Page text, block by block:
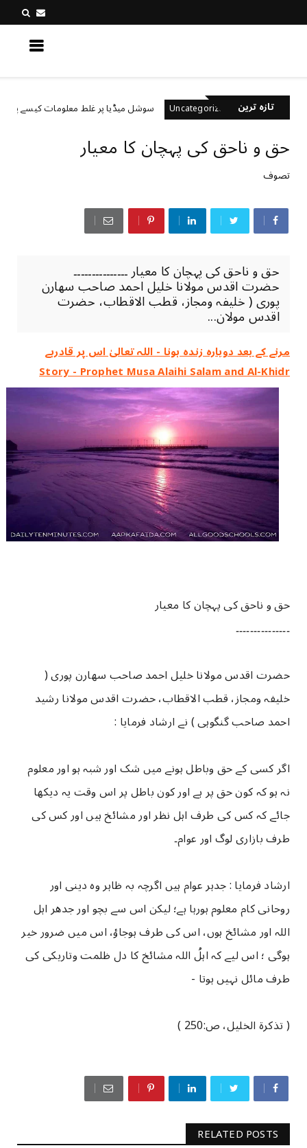
تازہ ترینUncategorized سوشل میڈیا پر غلط معلومات کیسے پہچانیں؟
حق و ناحق کی پہچان کا معیار
تصوف
حق و ناحق کی پہچان کا معیار ۔۔۔۔۔۔۔۔۔۔۔۔۔۔۔
حضرت اقدس مولانا خلیل احمد صاحب سھارن
پوری ( خلیفہ ومجاز، قطب الاقطاب، حضرت
اقدس مولان...
مرنے کے بعد دوبارہ زندہ ہونا - اللہ تعالیٰ اس پر قادرہے
Story - Prophet Musa Alaihi Salam and Al-Khidr
حق و ناحق کی پہچان کا معیار
۔۔۔۔۔۔۔۔۔۔۔۔۔۔۔
حضرت اقدس مولانا خلیل احمد صاحب سھارن پوری (
خلیفہ ومجاز، قطب الاقطاب، حضرت اقدس مولانا رشید
احمد صاحب گنگوہی ) نے ارشاد فرمایا :
اگر کسی کے حق وباطل ہونے میں شک اور شبہ ہو اور معلوم
نہ ہو کہ کون حق پر ہے اور کون باطل پر اس وقت یہ دیکھا
جائے کہ کس کی طرف اہل نظر اور مشائخ ہیں اور کس کی
طرف بازاری لوگ اور عوام۔
ارشاد فرمایا : جدہر عوام ہیں اگرچہ بہ ظاہر وہ دینی اور
روحانی کام معلوم ہورہا ہے؛ لیکن اس سے بچو اور جدھر اہل
اللہ اور مشائخ ہوں، اس کی طرف ہوجاؤ، اس میں ضرور خیر
ہوگی ؛ اس لیے کہ اہلُ اللہ مشائخ کا دل ظلمت وتاریکی کی
طرف مائل نہیں ہوتا -
( تذکرۃ الخلیل، ص:250 )
RELATED POSTS